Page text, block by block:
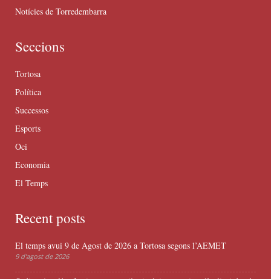
Notícies de Torredembarra
Seccions
Tortosa
Política
Successos
Esports
Oci
Economia
El Temps
Recent posts
El temps avui 9 de Agost de 2026 a Tortosa segons l’AEMET
9 d'agost de 2026